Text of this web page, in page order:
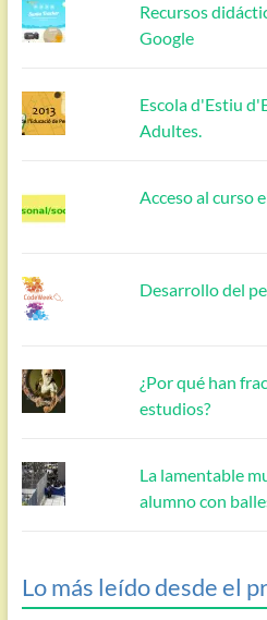
Recursos
Google
Escola d'Estiu
Adultes.
Acceso al curso
Desarrollo del
¿Por qué han
estudios?
La lamentable
alumno con
Lo más leído desde el